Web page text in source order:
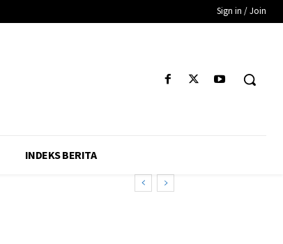
Sign in / Join
INDEKS BERITA